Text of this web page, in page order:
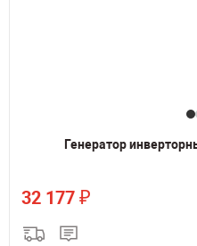
Генератор
32 177 ₽